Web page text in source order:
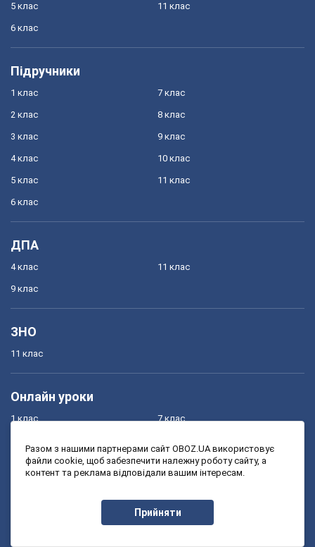
5 клас
6 клас
11 клас
Підручники
1 клас
2 клас
3 клас
4 клас
5 клас
6 клас
7 клас
8 клас
9 клас
10 клас
11 клас
ДПА
4 клас
9 клас
11 клас
ЗНО
11 клас
Онлайн уроки
1 клас
3 клас
7 клас
9 клас
Разом з нашими партнерами сайт OBOZ.UA використовує
файли cookie, щоб забезпечити належну роботу сайту, а
контент та реклама відповідали вашим інтересам.
Прийняти